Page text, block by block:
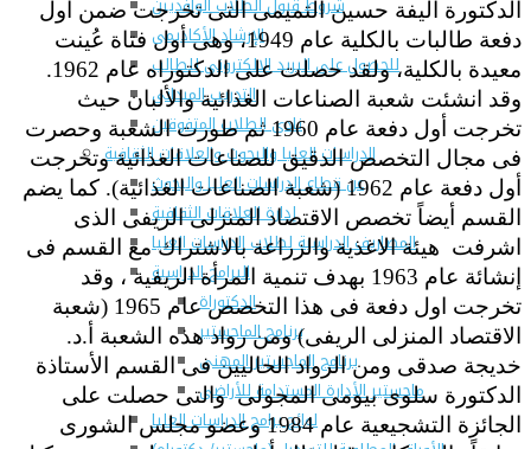
الإرشاد الأكاديمى
للحصول على البريد الالكترونى للطالب
التدريب الميداني
نادى الطلاب المتفوقين
الدراسات العليا والبحوث والعلاقات الثقافية
عن قطاع الدراسات العليا والبحوث
إدارة العلاقات الثقافية
المصاريف الدراسية لطلاب الدراسات العليا
البرامج الدراسية
الدكتوراة
برنامج الماجستير
برنامج الماجستير المهنى
ماجستير الأدارة المستدامة للأراضى
لوائح برامج الدراسات العليا
الدكتورة اليفة حسين التميمى التى تخرجت ضمن أول
دفعة طالبات بالكلية عام 1949، وهى أول فتاة عُينت
معيدة بالكلية، ولقد حصلت على الدكتوراه عام 1962.
وقد انشئت شعبة الصناعات الغذائية والألبان حيث
تخرجت أول دفعة عام 1960 ثم طورت الشعبة وحصرت
فى مجال التخصص الدقيق للصناعات الغذائية وتخرجت
أول دفعة عام 1962 (شعبة الصناعات الغذائية). كما يضم
القسم أيضاً تخصص الاقتصاد المنزلى الريفى الذى
اشرفت هيئة الاغذية والزراعة بالاشتراك مع القسم فى
إنشائة عام 1963 بهدف تنمية المرأة الريفية ، وقد
تخرجت اول دفعة فى هذا التخصص عام 1965 (شعبة
الاقتصاد المنزلى الريفى) ومن رواد هذه الشعبة أ.د.
خديجة صدقى ومن الرواد الحاليين فى القسم الأستاذة
الدكتورة سلوى بيومى المجولى والتى حصلت على
الجائزة التشجيعية عام 1984 وعضو مجلس الشورى